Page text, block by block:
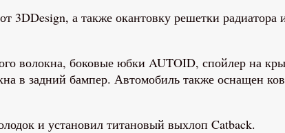
3DDesign, а также окантовку решетки радиатора
волокна, боковые юбки AUTOID, спойлер на
в задний бампер. Автомобиль также оснащен
и установил титановый выхлоп Catback.